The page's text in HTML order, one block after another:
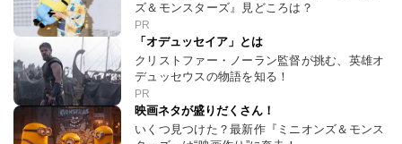
ズ＆モンスターズ』見どころは？
PR
「オデュッセイア」とは
クリストファー・ノーラン監督が挑む、英雄オ
デュッセウスの物語を知る！
PR
映画ネタが盛りだくさん！
いくつ見つけた？最新作『ミニオンズ＆モンス